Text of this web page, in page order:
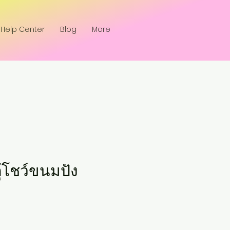
Help Center Blog More
โชว์ขนมปัง